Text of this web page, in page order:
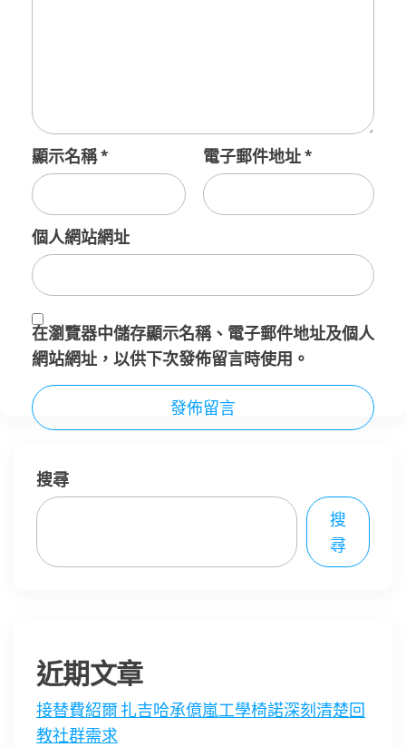
顯示名稱* 電子郵件地址*
個人網站網址
在瀏覽器中儲存顯示名稱、電子郵件地址及個人
網站網址，以供下次發佈留言時使用。
搜尋
搜
尋
近期文章
接替費紹爾 扎吉哈承億嵐工學椅諾深刻清楚回
教社群需求